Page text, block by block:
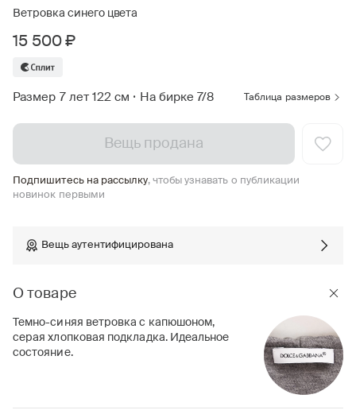
Ветровка синего цвета
15 500 ₽
Размер 7 лет 122 см • На бирке 7/8 Таблица размеров
Вещь продана
Подпишитесь на рассылку, чтобы узнавать о публикации
новинок первыми
Вещь аутентифицирована
О товаре
Темно-синяя ветровка с капюшоном,
серая хлопковая подкладка. Идеальное
состояние.